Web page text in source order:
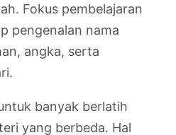
Fokus pembelajaran
pengenalan nama
angka, serta
banyak berlatih
yang berbeda. Hal